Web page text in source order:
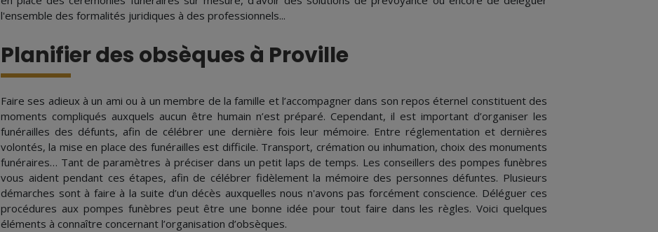
l'ensemble des formalités juridiques à des professionnels...
Planifier des obsèques à Proville
Faire ses adieux à un ami ou à un membre de la famille et l’accompagner dans son repos éternel constituent des
moments compliqués auxquels aucun être humain n’est préparé. Cependant, il est important d’organiser les
funérailles des défunts, afin de célébrer une dernière fois leur mémoire. Entre réglementation et dernières
volontés, la mise en place des funérailles est difficile. Transport, crémation ou inhumation, choix des monuments
funéraires… Tant de paramètres à préciser dans un petit laps de temps. Les conseillers des pompes funèbres
vous aident pendant ces étapes, afin de célébrer fidèlement la mémoire des personnes défuntes. Plusieurs
démarches sont à faire à la suite d’un décès auxquelles nous n'avons pas forcément conscience. Déléguer ces
procédures aux pompes funèbres peut être une bonne idée pour tout faire dans les règles. Voici quelques
éléments à connaître concernant l’organisation d’obsèques.